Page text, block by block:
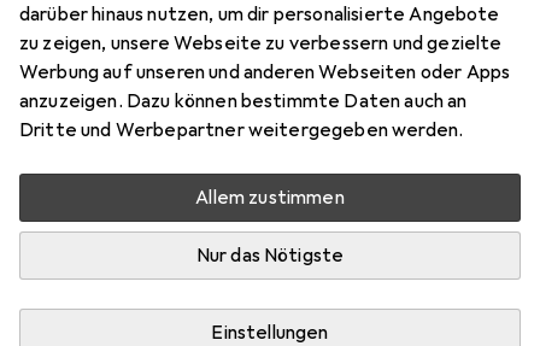
darüber hinaus nutzen, um dir personalisierte Angebote
zu zeigen, unsere Webseite zu verbessern und gezielte
Werbung auf unseren und anderen Webseiten oder Apps
anzuzeigen. Dazu können bestimmte Daten auch an
Dritte und Werbepartner weitergegeben werden.
Allem zustimmen
Nur das Nötigste
Einstellungen
Preis in EUR inkl. MwSt.
4
Bewertungen Marke
Mehr von CSL
Zwischen Mi, 12.8. und Di, 18.8. geliefert
Mehr als 10 Stück an Lager beim Drittanbieter
Lieferort angeben für genaue Lieferzeit